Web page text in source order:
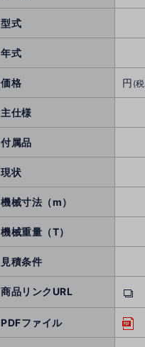
型式
年式
価格 円 (
主仕様
付属品
現状
機械寸法（m）
機械重量（T）
見積条件
商品リンクURL
PDFファイル